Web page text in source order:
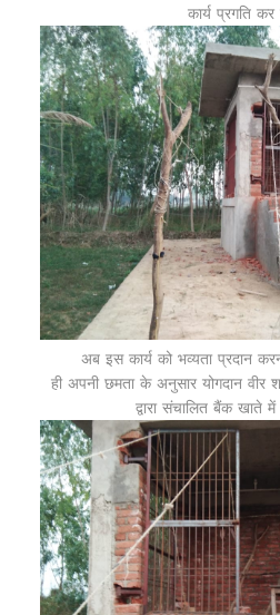
कार्य प्रगति कर
अब इस कार्य को भव्यता प्रदान
ही अपनी छमता के अनुसार योगदान वीर
द्वारा संचालित बैंक खाते